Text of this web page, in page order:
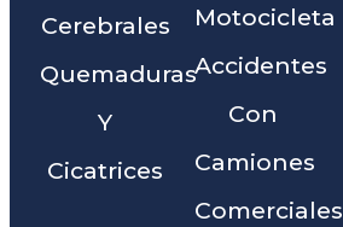
Cerebrales
Quemaduras
Y
Cicatrices
Motocicleta
Accidentes
Con
Camiones
Comerciales